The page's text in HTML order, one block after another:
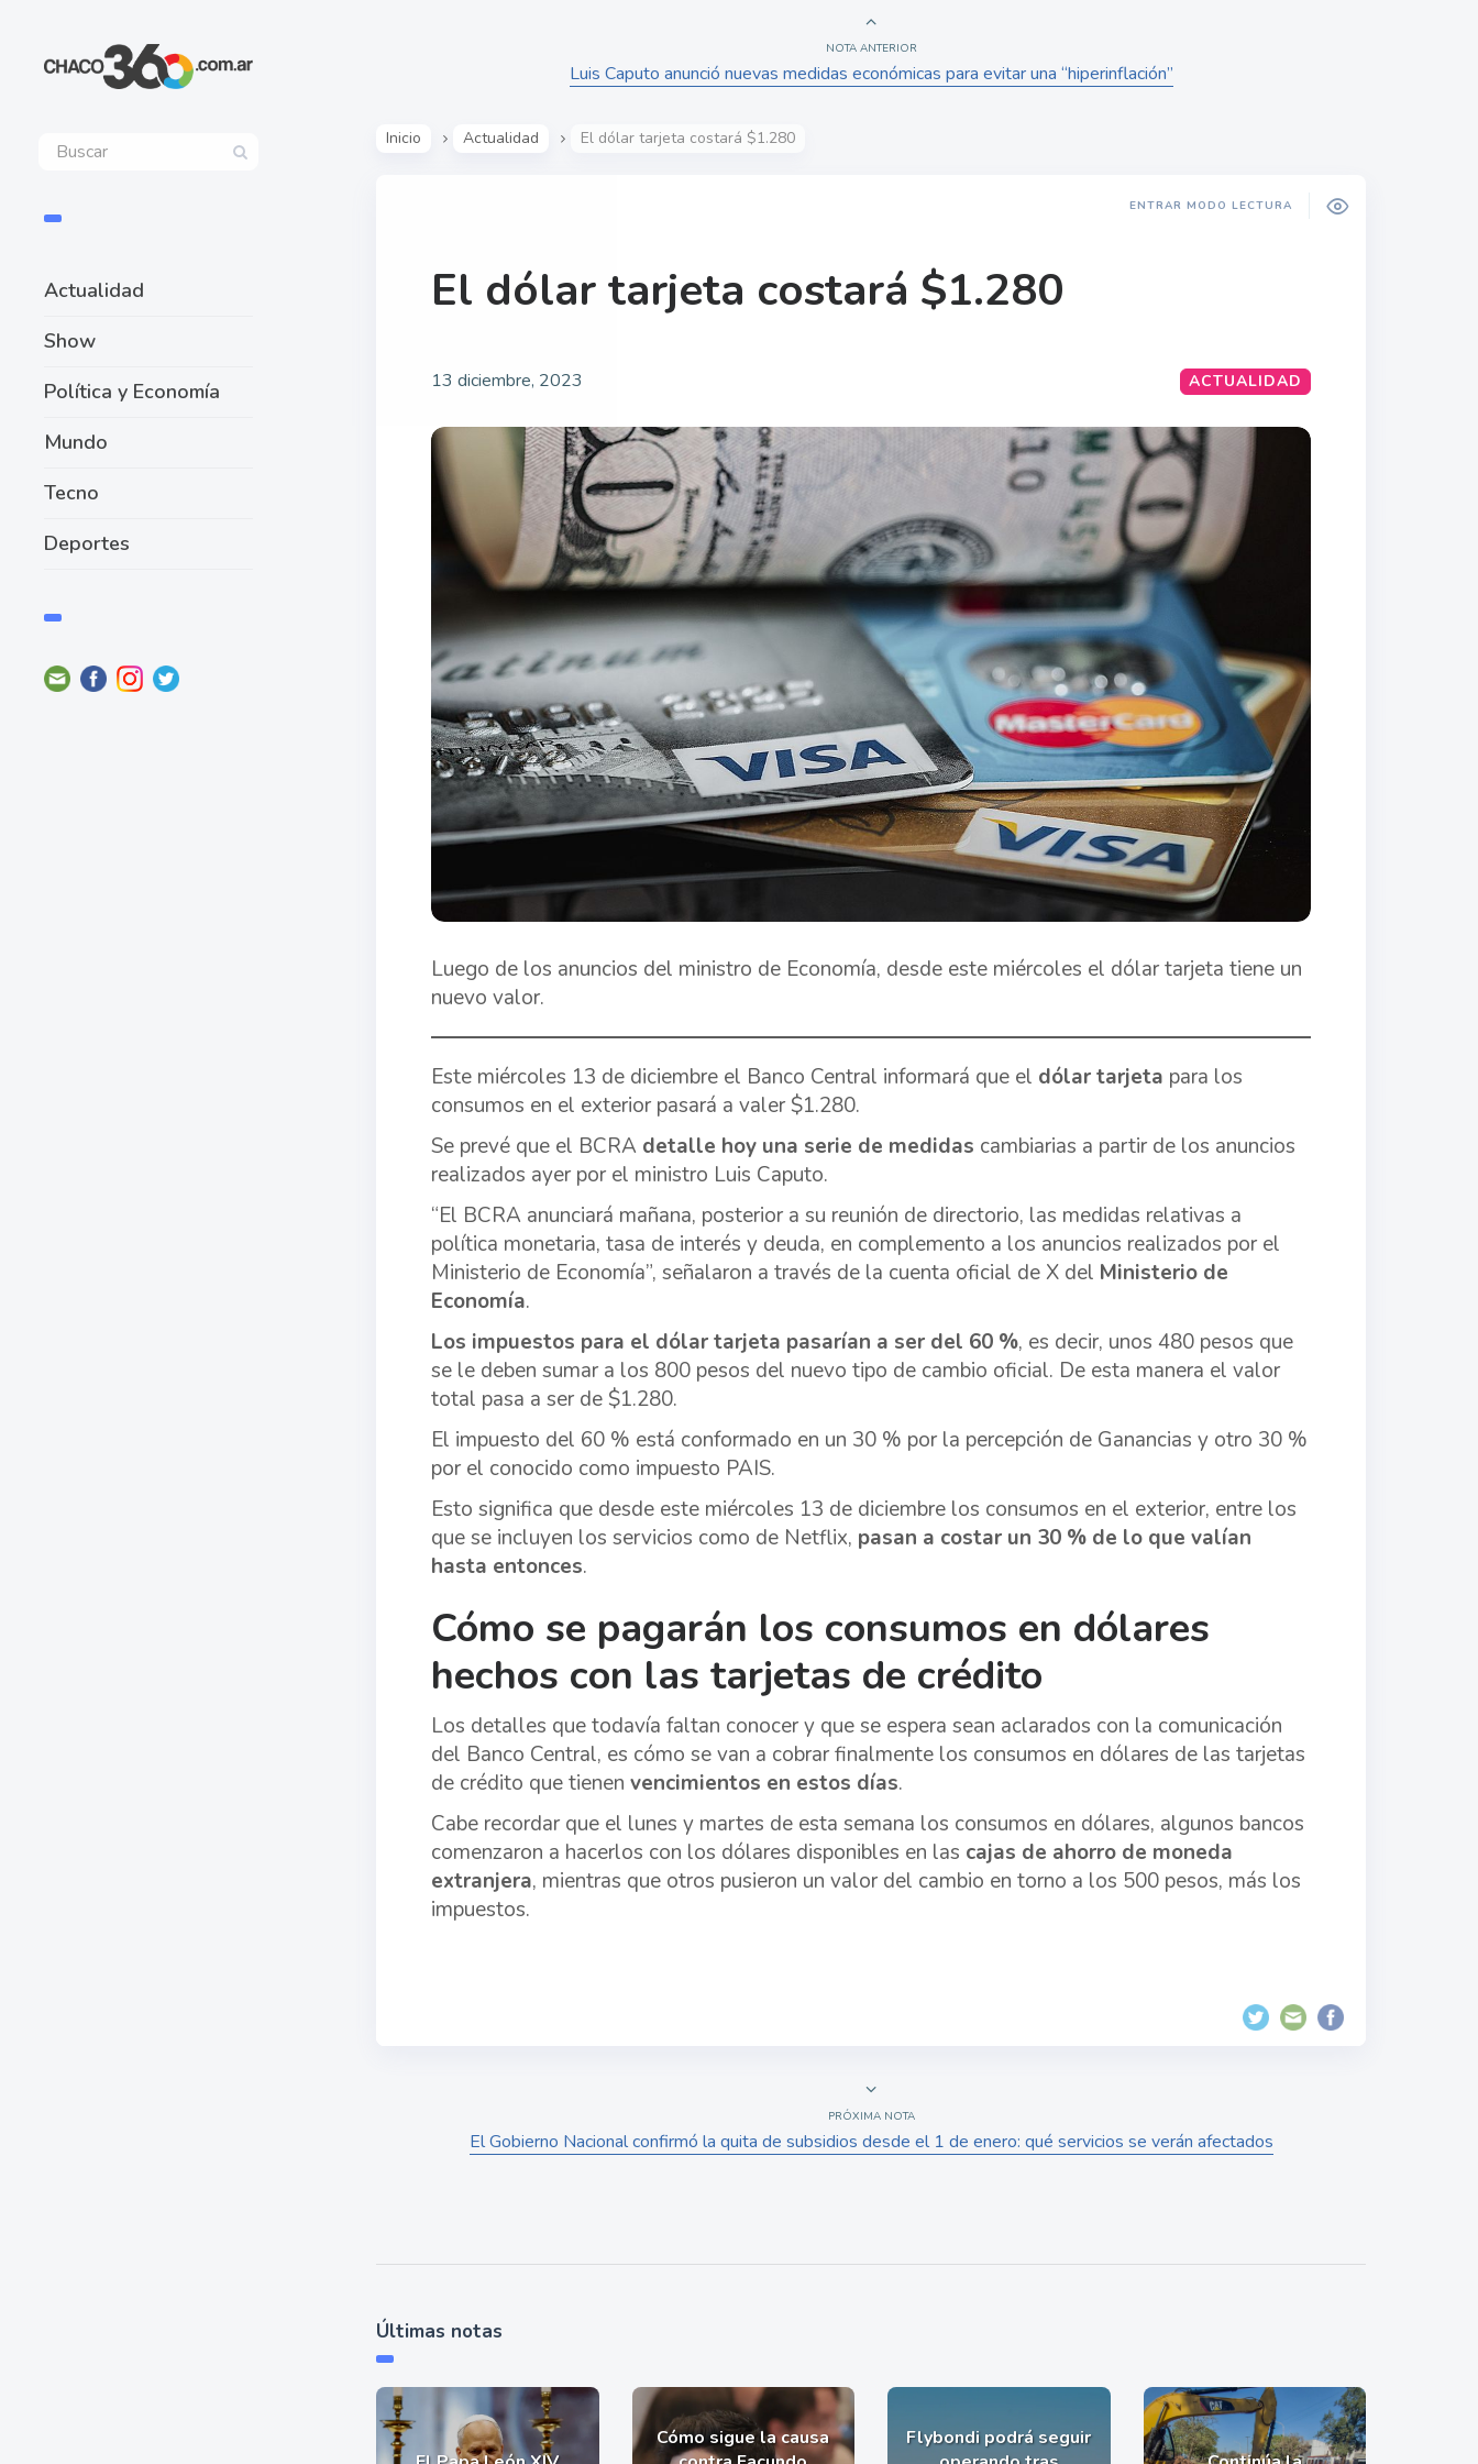
Actualidad
Show
Política y Economía
Mundo
Tecno
Deportes
NOTA ANTERIOR
Luis Caputo anunció nuevas medidas económicas para evitar una “hiperinflación”
Inicio Actualidad El dólar tarjeta costará $1.280
ENTRAR MODO LECTURA
El dólar tarjeta costará $1.280
13 diciembre, 2023 ACTUALIDAD
Luego de los anuncios del ministro de Economía, desde este miércoles el dólar tarjeta tiene un
nuevo valor.
Este miércoles 13 de diciembre el Banco Central informará que el dólar tarjeta para los
consumos en el exterior pasará a valer $1.280.
Se prevé que el BCRA detalle hoy una serie de medidas cambiarias a partir de los anuncios
realizados ayer por el ministro Luis Caputo.
“El BCRA anunciará mañana, posterior a su reunión de directorio, las medidas relativas a
política monetaria, tasa de interés y deuda, en complemento a los anuncios realizados por el
Ministerio de Economía”, señalaron a través de la cuenta oficial de X del Ministerio de
Economía.
Los impuestos para el dólar tarjeta pasarían a ser del 60 %, es decir, unos 480 pesos que
se le deben sumar a los 800 pesos del nuevo tipo de cambio oficial. De esta manera el valor
total pasa a ser de $1.280.
El impuesto del 60 % está conformado en un 30 % por la percepción de Ganancias y otro 30 %
por el conocido como impuesto PAIS.
Esto significa que desde este miércoles 13 de diciembre los consumos en el exterior, entre los
que se incluyen los servicios como de Netflix, pasan a costar un 30 % de lo que valían
hasta entonces.
Cómo se pagarán los consumos en dólares
hechos con las tarjetas de crédito
Los detalles que todavía faltan conocer y que se espera sean aclarados con la comunicación
del Banco Central, es cómo se van a cobrar finalmente los consumos en dólares de las tarjetas
de crédito que tienen vencimientos en estos días.
Cabe recordar que el lunes y martes de esta semana los consumos en dólares, algunos bancos
comenzaron a hacerlos con los dólares disponibles en las cajas de ahorro de moneda
extranjera, mientras que otros pusieron un valor del cambio en torno a los 500 pesos, más los
impuestos.
PRÓXIMA NOTA
El Gobierno Nacional confirmó la quita de subsidios desde el 1 de enero: qué servicios se verán afectados
Últimas notas
Cómo sigue la causa
Flybondi podrá seguir